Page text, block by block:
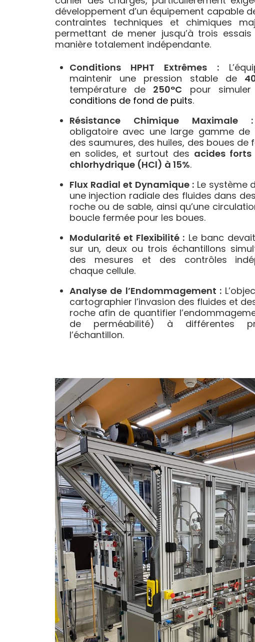
développement d’un équipement capable
contraintes techniques et chimiques
permettant de mener jusqu’à trois
manière totalement indépendante.
Conditions HPHT Extrêmes :
maintenir une pression stable de
température de 250°C pour
conditions de fond de puits.
Résistance Chimique Maximale :
obligatoire avec une large gamme de
des saumures, des huiles, des boues de
en solides, et surtout des acides forts
chlorhydrique (HCl) à 15%.
Flux Radial et Dynamique :Le système
une injection radiale des fluides dans
roche ou de sable, ainsi qu’une
boucle fermée pour les boues.
Modularité et Flexibilité : Le banc
sur un, deux ou trois échantillons
des mesures et des contrôles
chaque cellule.
Analyse de l’Endommagement :
cartographier l’invasion des fluides et
roche afin de quantifier
de perméabilité) à différentes
l’échantillon.